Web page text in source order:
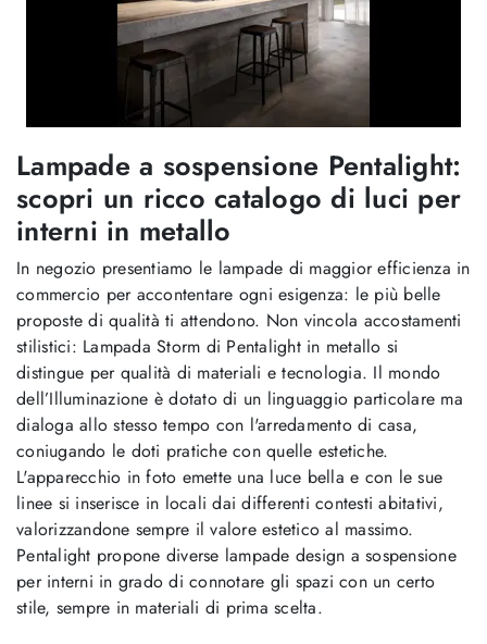
Lampade a sospensione Pentalight:
scopri un ricco catalogo di luci per
interni in metallo
In negozio presentiamo le lampade di maggior efficienza in
commercio per accontentare ogni esigenza: le più belle
proposte di qualità ti attendono. Non vincola accostamenti
stilistici: Lampada Storm di Pentalight in metallo si
distingue per qualità di materiali e tecnologia. Il mondo
dell’Illuminazione è dotato di un linguaggio particolare ma
dialoga allo stesso tempo con l'arredamento di casa,
coniugando le doti pratiche con quelle estetiche.
L'apparecchio in foto emette una luce bella e con le sue
linee si inserisce in locali dai differenti contesti abitativi,
valorizzandone sempre il valore estetico al massimo.
Pentalight propone diverse lampade design a sospensione
per interni in grado di connotare gli spazi con un certo
stile, sempre in materiali di prima scelta.